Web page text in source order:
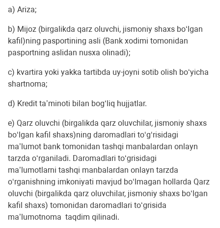
a) Ariza;
b) Mijoz (birgalikda qarz oluvchi, jismoniy shaxs bo‘lgan
kafil)ning pasportining asli (Bank xodimi tomonidan
pasportning aslidan nusxa olinadi);
c) kvartira yoki yakka tartibda uy-joyni sotib olish bo‘yicha
shartnoma;
d) Kredit ta’minoti bilan bog‘liq hujjatlar.
e) Qarz oluvchi (birgalikda qarz oluvchilar, jismoniy shaxs
bo‘lgan kafil shaxs)ning daromadlari to‘g‘risidagi
ma’lumot bank tomonidan tashqi manbalardan onlayn
tarzda o‘rganiladi. Daromadlari to‘grisidagi
ma’lumotlarni tashqi manbalardan onlayn tarzda
o‘rganishning imkoniyati mavjud bo‘lmagan hollarda Qarz
oluvchi (birgalikda qarz oluvchilar, jismoniy shaxs bo‘lgan
kafil shaxs) tomonidan daromadlari to‘grisida
ma’lumotnoma taqdim qilinadi.